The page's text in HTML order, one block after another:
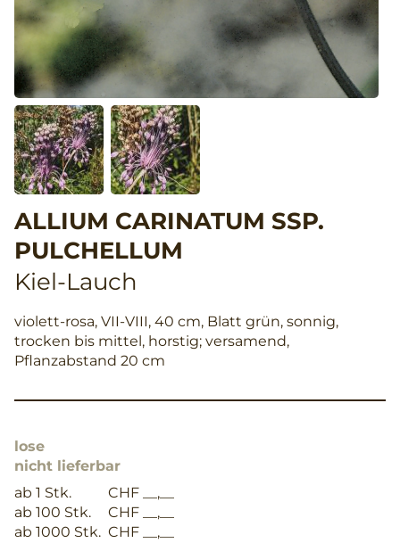
ALLIUM CARINATUM SSP.
PULCHELLUM
Kiel-Lauch
violett-rosa, VII-VIII, 40 cm, Blatt grün, sonnig,
trocken bis mittel, horstig; versamend,
Pflanzabstand 20 cm
lose
nicht lieferbar
ab 1 Stk.
CHF __,__
ab 100 Stk.
CHF __,__
ab 1000 Stk. CHF __,__